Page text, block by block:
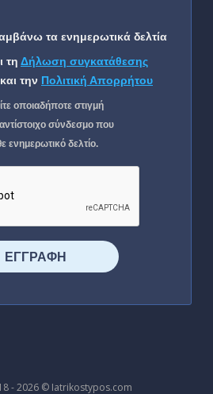
τα ενημερωτικά δελτία
τη Δήλωση συγκατάθεσης
την Πολιτική Απορρήτου
οποιαδήποτε στιγμή
σύνδεσμο που
ενημερωτικό δελτίο.
- 2026 © Iatrikostypos.com